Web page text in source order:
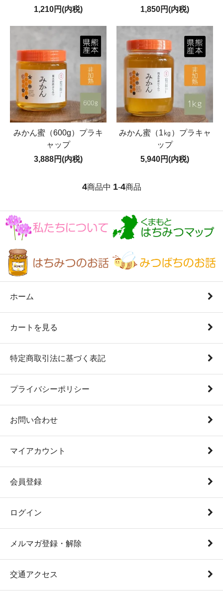
1,210円(内税)
1,850円(内税)
みかん蜜（600g）プラキ
ャップ
3,888円(内税)
みかん蜜（1㎏）プラキャ
ップ
5,940円(内税)
4商品中 1-4商品
ホーム
カートを見る
特定商取引法に基づく表記
プライバシーポリシー
お問い合わせ
マイアカウント
会員登録
ログイン
メルマガ登録・解除
交通アクセス